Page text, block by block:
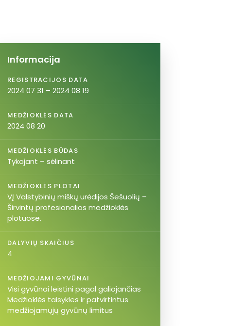
Informacija
REGISTRACIJOS DATA
2024 07 31 – 2024 08 19
MEDŽIOKLĖS DATA
2024 08 20
MEDŽIOKLĖS BŪDAS
Tykojant – sėlinant
MEDŽIOKLĖS PLOTAI
VĮ Valstybinių miškų urėdijos Šešuolių –
Širvintų profesionalios medžioklės
plotuose.
DALYVIŲ SKAIČIUS
4
MEDŽIOJAMI GYVŪNAI
Visi gyvūnai leistini pagal galiojančias
Medžioklės taisykles ir patvirtintus
medžiojamųjų gyvūnų limitus